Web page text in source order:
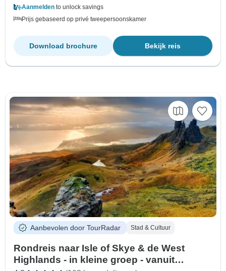
Aanmelden to unlock savings
Prijs gebaseerd op privé tweepersoonskamer
Bekijk reis
Download brochure
Aanbevolen door TourRadar Stad & Cultuur
Rondreis naar Isle of Skye & de West
Highlands - in kleine groep - vanuit